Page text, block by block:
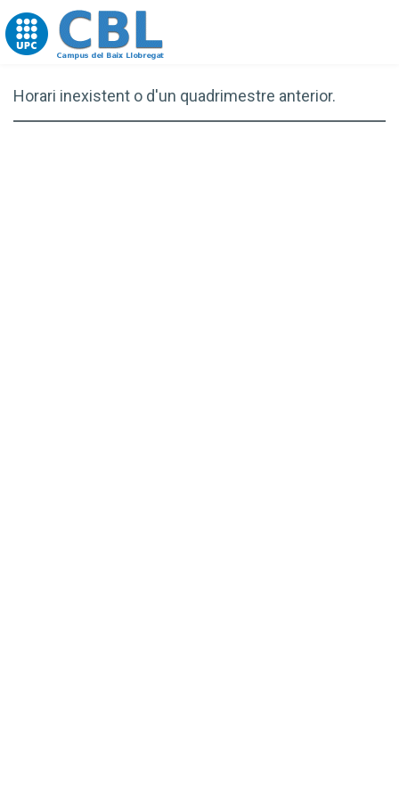
Go to upc.edu
Horari inexistent o d'un quadrimestre anterior.